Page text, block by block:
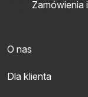
Zamówienia
O nas
Dla klienta